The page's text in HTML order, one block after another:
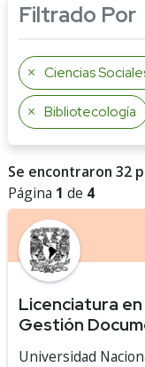
Filtrado Por
Ciencias
Bibliotecología
Se encontraron 32
Página 1 de 4
Licenciatura
Gestión
Universidad